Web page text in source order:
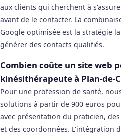
aux clients qui cherchent à
avant de le contacter. La
Google optimisée est la stratégie
générer des contacts qualifiés.
Combien coûte un site web
kinésithérapeute à Plan-de-
Pour une profession de santé,
solutions à partir de 900 euros
avec présentation du praticien,
et des coordonnées. L'intégration